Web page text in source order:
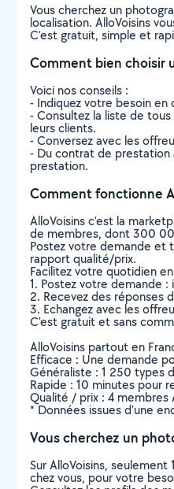
Vous cherchez un
localisation. AlloVoisins
C’est gratuit, simple et
Comment bien choisir
Voici nos conseils :
- Indiquez votre besoin en
- Consultez la liste de
leurs clients.
- Conversez avec les
- Du contrat de prestation
prestation.
Comment fonctionne
AlloVoisins c’est la
de membres, dont 300
Postez votre demande et
rapport qualité/prix.
Facilitez votre quotidien
1. Postez votre demande
2. Recevez des réponses
3. Echangez avec les
C’est gratuit et sans
AlloVoisins partout en
Efficace : Une demande
Généraliste : 1 250 types
Rapide : 10 minutes pour
Qualité / prix : 4 membres
* Données issues d’une
Vous cherchez un
Sur AlloVoisins,
chez vous, pour votre